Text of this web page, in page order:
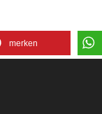
merken